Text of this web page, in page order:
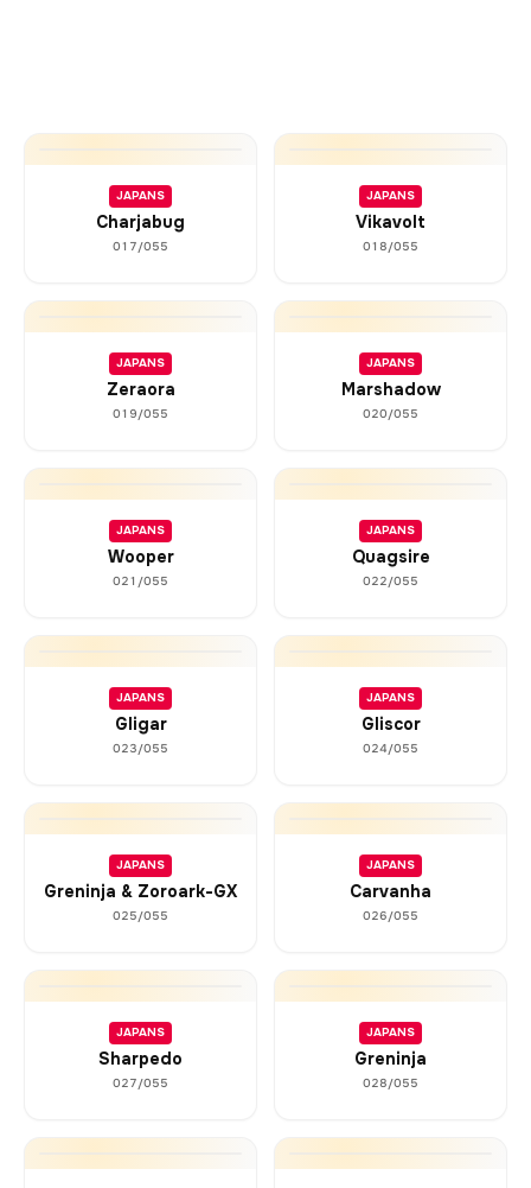
JAPANS
Charjabug
017/055
JAPANS
Vikavolt
018/055
JAPANS
Zeraora
019/055
JAPANS
Marshadow
020/055
JAPANS
Wooper
021/055
JAPANS
Quagsire
022/055
JAPANS
Gligar
023/055
JAPANS
Gliscor
024/055
JAPANS
Greninja & Zoroark-GX
025/055
JAPANS
Carvanha
026/055
JAPANS
Sharpedo
027/055
JAPANS
Greninja
028/055